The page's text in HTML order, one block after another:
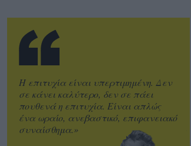
Η επιτυχία είναι υπερτιμημένη. Δεν
σε κάνει καλύτερο, δεν σε πάει
πουθενά η επιτυχία. Είναι απλώς
ένα ωραίο, ανεβαστικό, επιφανειακό
συναίσθημα.»